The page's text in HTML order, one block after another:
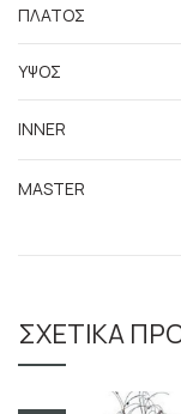
ΠΛΑΤΟΣ
ΥΨΟΣ
INNER
MASTER
ΣΧΕΤΙΚΆ